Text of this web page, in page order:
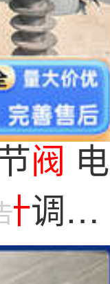
阀电
调风